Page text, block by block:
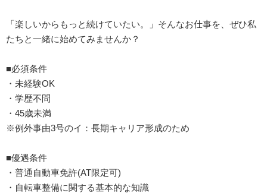
「楽しいからもっと続けていたい。」そんなお仕事を、ぜひ私
たちと一緒に始めてみませんか？
■必須条件
・未経験OK
・学歴不問
・45歳未満
※例外事由3号のイ：長期キャリア形成のため
■優遇条件
・普通自動車免許(AT限定可)
・自転車整備に関する基本的な知識